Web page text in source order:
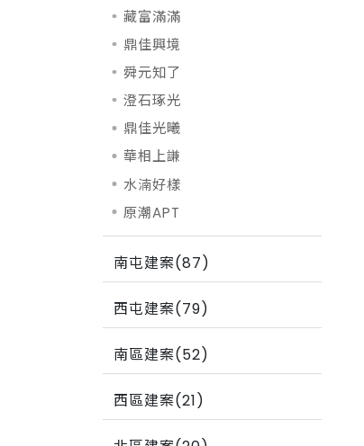
藏富滿滿
鼎佳興境
舜元知了
澄石琢光
鼎佳光曦
華相上謙
水湳好樣
原潮APT
南屯建案(87)
西屯建案(79)
南區建案(52)
西區建案(21)